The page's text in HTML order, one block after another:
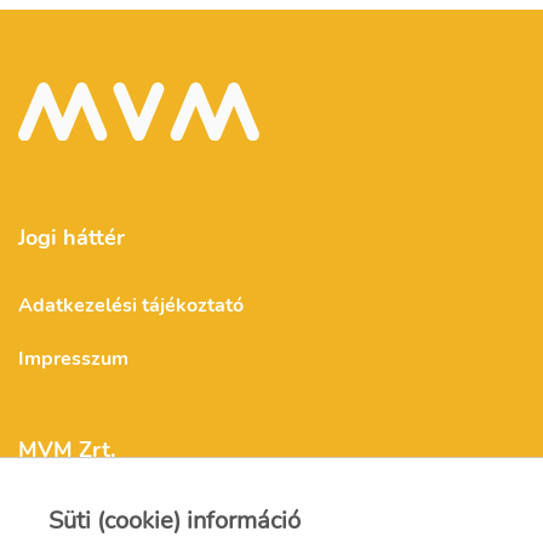
Jogi háttér
Adatkezelési tájékoztató
Impresszum
MVM Zrt.
Süti (cookie) információ